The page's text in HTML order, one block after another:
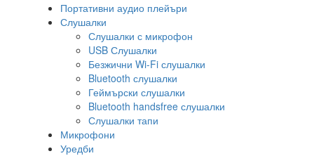
Портативни аудио плейъри
Слушалки
Слушалки с микрофон
USB Слушалки
Безжични Wi-Fi слушалки
Bluetooth слушалки
Геймърски слушалки
Bluetooth handsfree слушалки
Слушалки тапи
Микрофони
Уредби